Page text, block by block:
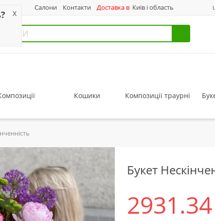
Салони Контакти Доставка в Київ і область
Кошики Композиції траурні
Букет
2931.34
X